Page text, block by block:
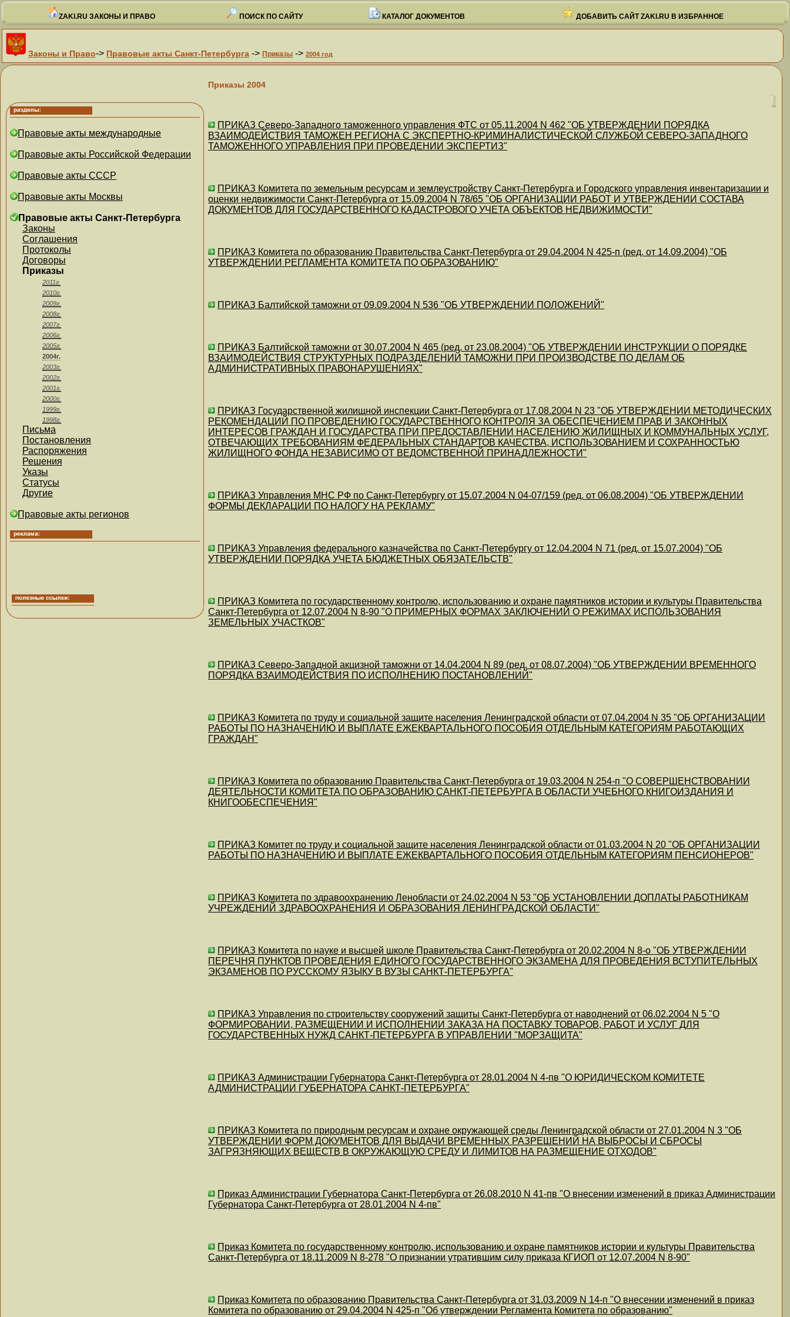
ZAKI.RU ЗАКОНЫ И ПРАВО ПОИСК ПО САЙТУ КАТАЛОГ ДОКУМЕНТОВ ДОБАВИТЬ САЙТ ZAKI.RU В ИЗБРАННОЕ
Законы и Право-> Правовые акты Санкт-Петербурга -> Приказы -> 2004 год
Правовые акты международные
Правовые акты Российской Федерации
Правовые акты СССР
Правовые акты Москвы
Правовые акты Санкт-Петербурга
Законы
Соглашения
Протоколы
Договоры
Приказы
2011г.
2010г.
2009г.
2008г.
2007г.
2006г.
2005г.
2004г.
2003г.
2002г.
2001г.
2000г.
1999г.
1998г.
Письма
Постановления
Распоряжения
Решения
Указы
Статусы
Другие
Правовые акты регионов
Приказы 2004
ПРИКАЗ Северо-Западного таможенного управления ФТС от 05.11.2004 N 462 "ОБ УТВЕРЖДЕНИИ ПОРЯДКА
ВЗАИМОДЕЙСТВИЯ ТАМОЖЕН РЕГИОНА С ЭКСПЕРТНО-КРИМИНАЛИСТИЧЕСКОЙ СЛУЖБОЙ СЕВЕРО-ЗАПАДНОГО
ТАМОЖЕННОГО УПРАВЛЕНИЯ ПРИ ПРОВЕДЕНИИ ЭКСПЕРТИЗ"
ПРИКАЗ Комитета по земельным ресурсам и землеустройству Санкт-Петербурга и Городского управления инвентаризации и
оценки недвижимости Санкт-Петербурга от 15.09.2004 N 78/65 "ОБ ОРГАНИЗАЦИИ РАБОТ И УТВЕРЖДЕНИИ СОСТАВА
ДОКУМЕНТОВ ДЛЯ ГОСУДАРСТВЕННОГО КАДАСТРОВОГО УЧЕТА ОБЪЕКТОВ НЕДВИЖИМОСТИ"
ПРИКАЗ Комитета по образованию Правительства Санкт-Петербурга от 29.04.2004 N 425-п (ред. от 14.09.2004) "ОБ
УТВЕРЖДЕНИИ РЕГЛАМЕНТА КОМИТЕТА ПО ОБРАЗОВАНИЮ"
ПРИКАЗ Балтийской таможни от 09.09.2004 N 536 "ОБ УТВЕРЖДЕНИИ ПОЛОЖЕНИЙ"
ПРИКАЗ Балтийской таможни от 30.07.2004 N 465 (ред. от 23.08.2004) "ОБ УТВЕРЖДЕНИИ ИНСТРУКЦИИ О ПОРЯДКЕ
ВЗАИМОДЕЙСТВИЯ СТРУКТУРНЫХ ПОДРАЗДЕЛЕНИЙ ТАМОЖНИ ПРИ ПРОИЗВОДСТВЕ ПО ДЕЛАМ ОБ
АДМИНИСТРАТИВНЫХ ПРАВОНАРУШЕНИЯХ"
ПРИКАЗ Государственной жилищной инспекции Санкт-Петербурга от 17.08.2004 N 23 "ОБ УТВЕРЖДЕНИИ МЕТОДИЧЕСКИХ
РЕКОМЕНДАЦИЙ ПО ПРОВЕДЕНИЮ ГОСУДАРСТВЕННОГО КОНТРОЛЯ ЗА ОБЕСПЕЧЕНИЕМ ПРАВ И ЗАКОННЫХ
ИНТЕРЕСОВ ГРАЖДАН И ГОСУДАРСТВА ПРИ ПРЕДОСТАВЛЕНИИ НАСЕЛЕНИЮ ЖИЛИЩНЫХ И КОММУНАЛЬНЫХ УСЛУГ,
ОТВЕЧАЮЩИХ ТРЕБОВАНИЯМ ФЕДЕРАЛЬНЫХ СТАНДАРТОВ КАЧЕСТВА, ИСПОЛЬЗОВАНИЕМ И СОХРАННОСТЬЮ
ЖИЛИЩНОГО ФОНДА НЕЗАВИСИМО ОТ ВЕДОМСТВЕННОЙ ПРИНАДЛЕЖНОСТИ"
ПРИКАЗ Управления МНС РФ по Санкт-Петербургу от 15.07.2004 N 04-07/159 (ред. от 06.08.2004) "ОБ УТВЕРЖДЕНИИ
ФОРМЫ ДЕКЛАРАЦИИ ПО НАЛОГУ НА РЕКЛАМУ"
ПРИКАЗ Управления федерального казначейства по Санкт-Петербургу от 12.04.2004 N 71 (ред. от 15.07.2004) "ОБ
УТВЕРЖДЕНИИ ПОРЯДКА УЧЕТА БЮДЖЕТНЫХ ОБЯЗАТЕЛЬСТВ"
ПРИКАЗ Комитета по государственному контролю, использованию и охране памятников истории и культуры Правительства
Санкт-Петербурга от 12.07.2004 N 8-90 "О ПРИМЕРНЫХ ФОРМАХ ЗАКЛЮЧЕНИЙ О РЕЖИМАХ ИСПОЛЬЗОВАНИЯ
ЗЕМЕЛЬНЫХ УЧАСТКОВ"
ПРИКАЗ Северо-Западной акцизной таможни от 14.04.2004 N 89 (ред. от 08.07.2004) "ОБ УТВЕРЖДЕНИИ ВРЕМЕННОГО
ПОРЯДКА ВЗАИМОДЕЙСТВИЯ ПО ИСПОЛНЕНИЮ ПОСТАНОВЛЕНИЙ"
ПРИКАЗ Комитета по труду и социальной защите населения Ленинградской области от 07.04.2004 N 35 "ОБ ОРГАНИЗАЦИИ
РАБОТЫ ПО НАЗНАЧЕНИЮ И ВЫПЛАТЕ ЕЖЕКВАРТАЛЬНОГО ПОСОБИЯ ОТДЕЛЬНЫМ КАТЕГОРИЯМ РАБОТАЮЩИХ
ГРАЖДАН"
ПРИКАЗ Комитета по образованию Правительства Санкт-Петербурга от 19.03.2004 N 254-п "О СОВЕРШЕНСТВОВАНИИ
ДЕЯТЕЛЬНОСТИ КОМИТЕТА ПО ОБРАЗОВАНИЮ САНКТ-ПЕТЕРБУРГА В ОБЛАСТИ УЧЕБНОГО КНИГОИЗДАНИЯ И
КНИГООБЕСПЕЧЕНИЯ"
ПРИКАЗ Комитет по труду и социальной защите населения Ленинградской области от 01.03.2004 N 20 "ОБ ОРГАНИЗАЦИИ
РАБОТЫ ПО НАЗНАЧЕНИЮ И ВЫПЛАТЕ ЕЖЕКВАРТАЛЬНОГО ПОСОБИЯ ОТДЕЛЬНЫМ КАТЕГОРИЯМ ПЕНСИОНЕРОВ"
ПРИКАЗ Комитета по здравоохранению Ленобласти от 24.02.2004 N 53 "ОБ УСТАНОВЛЕНИИ ДОПЛАТЫ РАБОТНИКАМ
УЧРЕЖДЕНИЙ ЗДРАВООХРАНЕНИЯ И ОБРАЗОВАНИЯ ЛЕНИНГРАДСКОЙ ОБЛАСТИ"
ПРИКАЗ Комитета по науке и высшей школе Правительства Санкт-Петербурга от 20.02.2004 N 8-о "ОБ УТВЕРЖДЕНИИ
ПЕРЕЧНЯ ПУНКТОВ ПРОВЕДЕНИЯ ЕДИНОГО ГОСУДАРСТВЕННОГО ЭКЗАМЕНА ДЛЯ ПРОВЕДЕНИЯ ВСТУПИТЕЛЬНЫХ
ЭКЗАМЕНОВ ПО РУССКОМУ ЯЗЫКУ В ВУЗЫ САНКТ-ПЕТЕРБУРГА"
ПРИКАЗ Управления по строительству сооружений защиты Санкт-Петербурга от наводнений от 06.02.2004 N 5 "О
ФОРМИРОВАНИИ, РАЗМЕЩЕНИИ И ИСПОЛНЕНИИ ЗАКАЗА НА ПОСТАВКУ ТОВАРОВ, РАБОТ И УСЛУГ ДЛЯ
ГОСУДАРСТВЕННЫХ НУЖД САНКТ-ПЕТЕРБУРГА В УПРАВЛЕНИИ "МОРЗАЩИТА"
ПРИКАЗ Администрации Губернатора Санкт-Петербурга от 28.01.2004 N 4-пв "О ЮРИДИЧЕСКОМ КОМИТЕТЕ
АДМИНИСТРАЦИИ ГУБЕРНАТОРА САНКТ-ПЕТЕРБУРГА"
ПРИКАЗ Комитета по природным ресурсам и охране окружающей среды Ленинградской области от 27.01.2004 N 3 "ОБ
УТВЕРЖДЕНИИ ФОРМ ДОКУМЕНТОВ ДЛЯ ВЫДАЧИ ВРЕМЕННЫХ РАЗРЕШЕНИЙ НА ВЫБРОСЫ И СБРОСЫ
ЗАГРЯЗНЯЮЩИХ ВЕЩЕСТВ В ОКРУЖАЮЩУЮ СРЕДУ И ЛИМИТОВ НА РАЗМЕЩЕНИЕ ОТХОДОВ"
Приказ Администрации Губернатора Санкт-Петербурга от 26.08.2010 N 41-пв "О внесении изменений в приказ Администрации
Губернатора Санкт-Петербурга от 28.01.2004 N 4-пв"
Приказ Комитета по государственному контролю, использованию и охране памятников истории и культуры Правительства
Санкт-Петербурга от 18.11.2009 N 8-278 "О признании утратившим силу приказа КГИОП от 12.07.2004 N 8-90"
Приказ Комитета по образованию Правительства Санкт-Петербурга от 31.03.2009 N 14-п "О внесении изменений в приказ
Комитета по образованию от 29.04.2004 N 425-п "Об утверждении Регламента Комитета по образованию"